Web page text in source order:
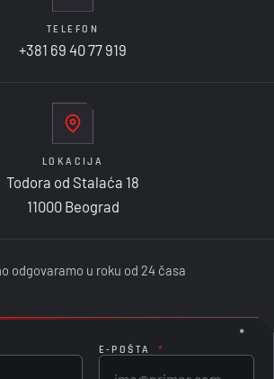
TELEFON
+381 69 40 77 919
LOKACIJA
Todora od Stalaća 18
11000 Beograd
odgovaramo u roku od 24 časa
E-POŠTA *